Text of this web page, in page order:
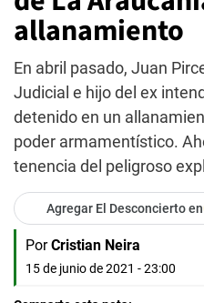
allanamiento
En abril pasado, Juan
Judicial e hijo del ex
detenido en un
poder armamentístico.
tenencia del peligroso
Agregar El Desconcierto en
Por Cristian Neira
15 de junio de 2021 - 23:00